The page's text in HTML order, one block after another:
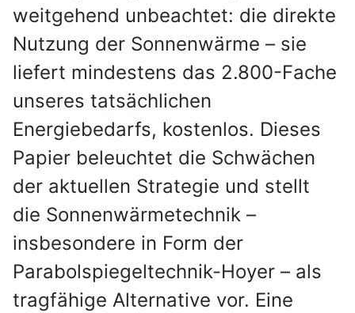
weitgehend unbeachtet: die direkte
Nutzung der Sonnenwärme – sie
liefert mindestens das 2.800-Fache
unseres tatsächlichen
Energiebedarfs, kostenlos. Dieses
Papier beleuchtet die Schwächen
der aktuellen Strategie und stellt
die Sonnenwärmetechnik –
insbesondere in Form der
Parabolspiegeltechnik-Hoyer – als
tragfähige Alternative vor. Eine